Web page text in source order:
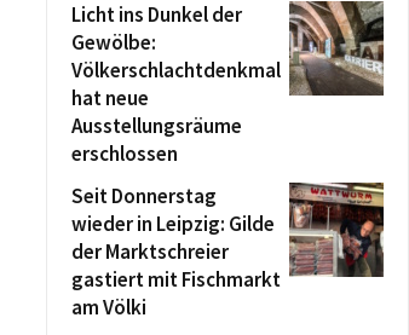
Licht ins Dunkel der
Gewölbe:
Völkerschlachtdenkmal
hat neue
Ausstellungsräume
erschlossen
Seit Donnerstag
wieder in Leipzig: Gilde
der Marktschreier
gastiert mit Fischmarkt
am Völki